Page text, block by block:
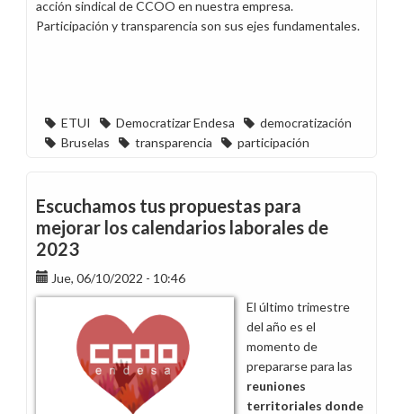
acción sindical de CCOO en nuestra empresa.
Participación y transparencia son sus ejes fundamentales.
ETUI Democratizar Endesa
democratización
Bruselas
transparencia participación
Escuchamos tus propuestas para
mejorar los calendarios laborales de
2023
Jue, 06/10/2022 - 10:46
El último trimestre
del año es el
momento de
prepararse para las
reuniones
territoriales donde